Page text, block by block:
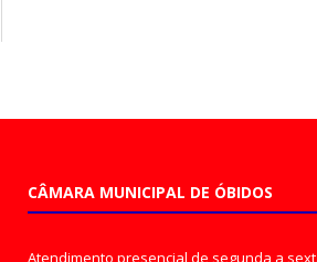
CÂMARA MUNICIPAL DE ÓBIDOS
Atendimento presencial de segunda a